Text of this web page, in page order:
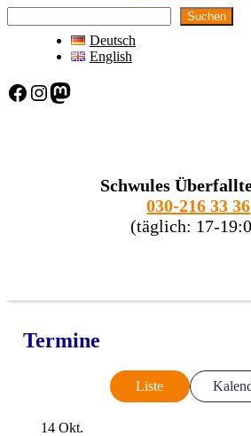
Suchen
Deutsch
English
Facebook Instagram Mastodon
Schwules
030-216 33 36
(täglich: 17-
Termine
Liste
14 Okt.